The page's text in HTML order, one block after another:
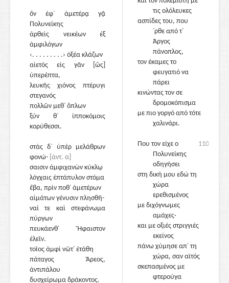
ὃν ἐφ᾽ ἁμετέρᾳ γᾷ
Πολυνείκης
ἀρθεὶς νεικέων ἐξ
ἀμφιλόγων
‹. . . . . . . . .› ὀξέα κλάζων
αἰετὸς εἰς γᾶν [ὣς]
ὑπερέπτα,
λευκῆς χιόνος πτέρυγι
στεγανός
πολλῶν μεθ᾽ ὅπλων
ξύν θ᾽ ἱπποκόμοις
κορύθεσσι.
στὰς δ᾽ ὑπὲρ μελάθρων
φονώ- [ἀντ. α]
σαισιν ἀμφιχανὼν κύκλῳ
λόγχαις ἑπτάπυλον στόμα
ἔβα, πρίν ποθ᾽ ἁμετέρων
αἱμάτων γένυσιν πλησθῆ-
ναί τε καὶ στεφάνωμα
πύργων
πευκάενθ᾽ Ἥφαιστον
ἑλεῖν.
τοῖος ἀμφὶ νῶτ᾽ ἐτάθη
πάταγος Ἄρεος,
ἀντιπάλου
δυσχείρωμα δράκοντος.
τις ολόλευκες
ασπίδες του, που
᾽ρθε από τ᾽
Άργος
πάνοπλος,
τον έκαμες το
φευγατιό να
πάρει
κινώντας τον σε
δρομοκόπισμα
με πιο γοργό από τότε
χαλινάρι.
110
Που τον είχε ο
Πολυνείκης
οδηγήσει
στη δική μου εδώ τη
χώρα
ερεθισμένος
με διχόγνωμες
αμάχες·
και με οξιές στριγγιές
εκείνος
πάνω χύμησε απ᾽ τη
χώρα, σαν αϊτός
σκεπασμένος με
φτερούγα